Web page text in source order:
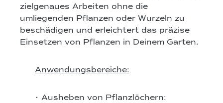
zielgenaues Arbeiten ohne die
umliegenden Pflanzen oder Wurzeln zu
beschädigen und erleichtert das präzise
Einsetzen von Pflanzen in Deinem Garten.
Anwendungsbereiche:
• Ausheben von Pflanzlöchern: